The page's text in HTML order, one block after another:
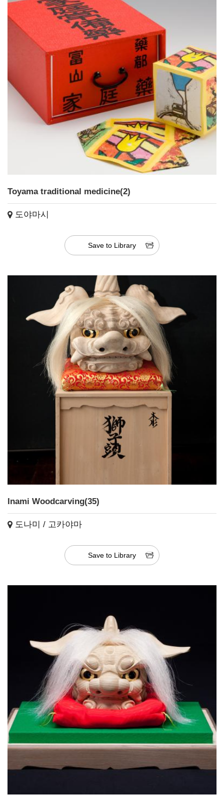
Toyama traditional medicine(2)
도야마시
Save to Library
Inami Woodcarving(35)
도나미 / 고카야마
Save to Library